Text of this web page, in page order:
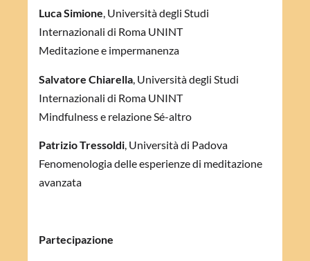
Luca Simione, Università degli Studi
Internazionali di Roma UNINT
Meditazione e impermanenza
Salvatore Chiarella , Università degli Studi
Internazionali di Roma UNINT
Mindfulness e relazione Sé-altro
Patrizio Tressoldi, Università di Padova
Fenomenologia delle esperienze di meditazione
avanzata
Partecipazione